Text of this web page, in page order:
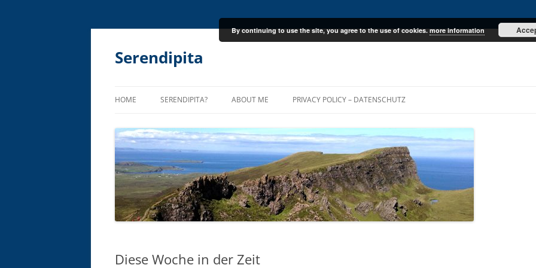
Skip
Serendipita
HOME SERENDIPITA? ABOUT ME PRIVACY POLICY – DATENSCHUTZ
Diese Woche in der Zeit
By continuing to use the site, you agree to the use of cookies.more information